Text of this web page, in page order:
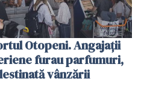
Otopeni. Angajații
furau parfumuri,
vânzării